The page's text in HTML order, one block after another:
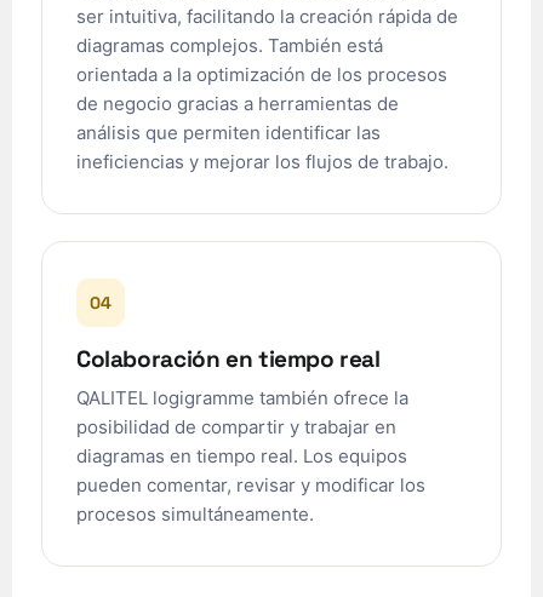
ser intuitiva, facilitando la creación rápida de
diagramas complejos. También está
orientada a la optimización de los procesos
de negocio gracias a herramientas de
análisis que permiten identificar las
ineficiencias y mejorar los flujos de trabajo.
04
Colaboración en tiempo real
QALITEL logigramme también ofrece la
posibilidad de compartir y trabajar en
diagramas en tiempo real. Los equipos
pueden comentar, revisar y modificar los
procesos simultáneamente.
العربية (السعودية)
العربية (الإمارات)
ʻŌlelo Hawaiʻi